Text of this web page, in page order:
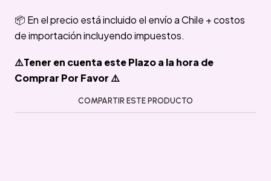
📦 En el precio está incluido el envío a Chile + costos
de importación incluyendo impuestos.
⚠️Tener en cuenta este Plazo a la hora de
Comprar Por Favor ⚠️
COMPARTIR ESTE PRODUCTO